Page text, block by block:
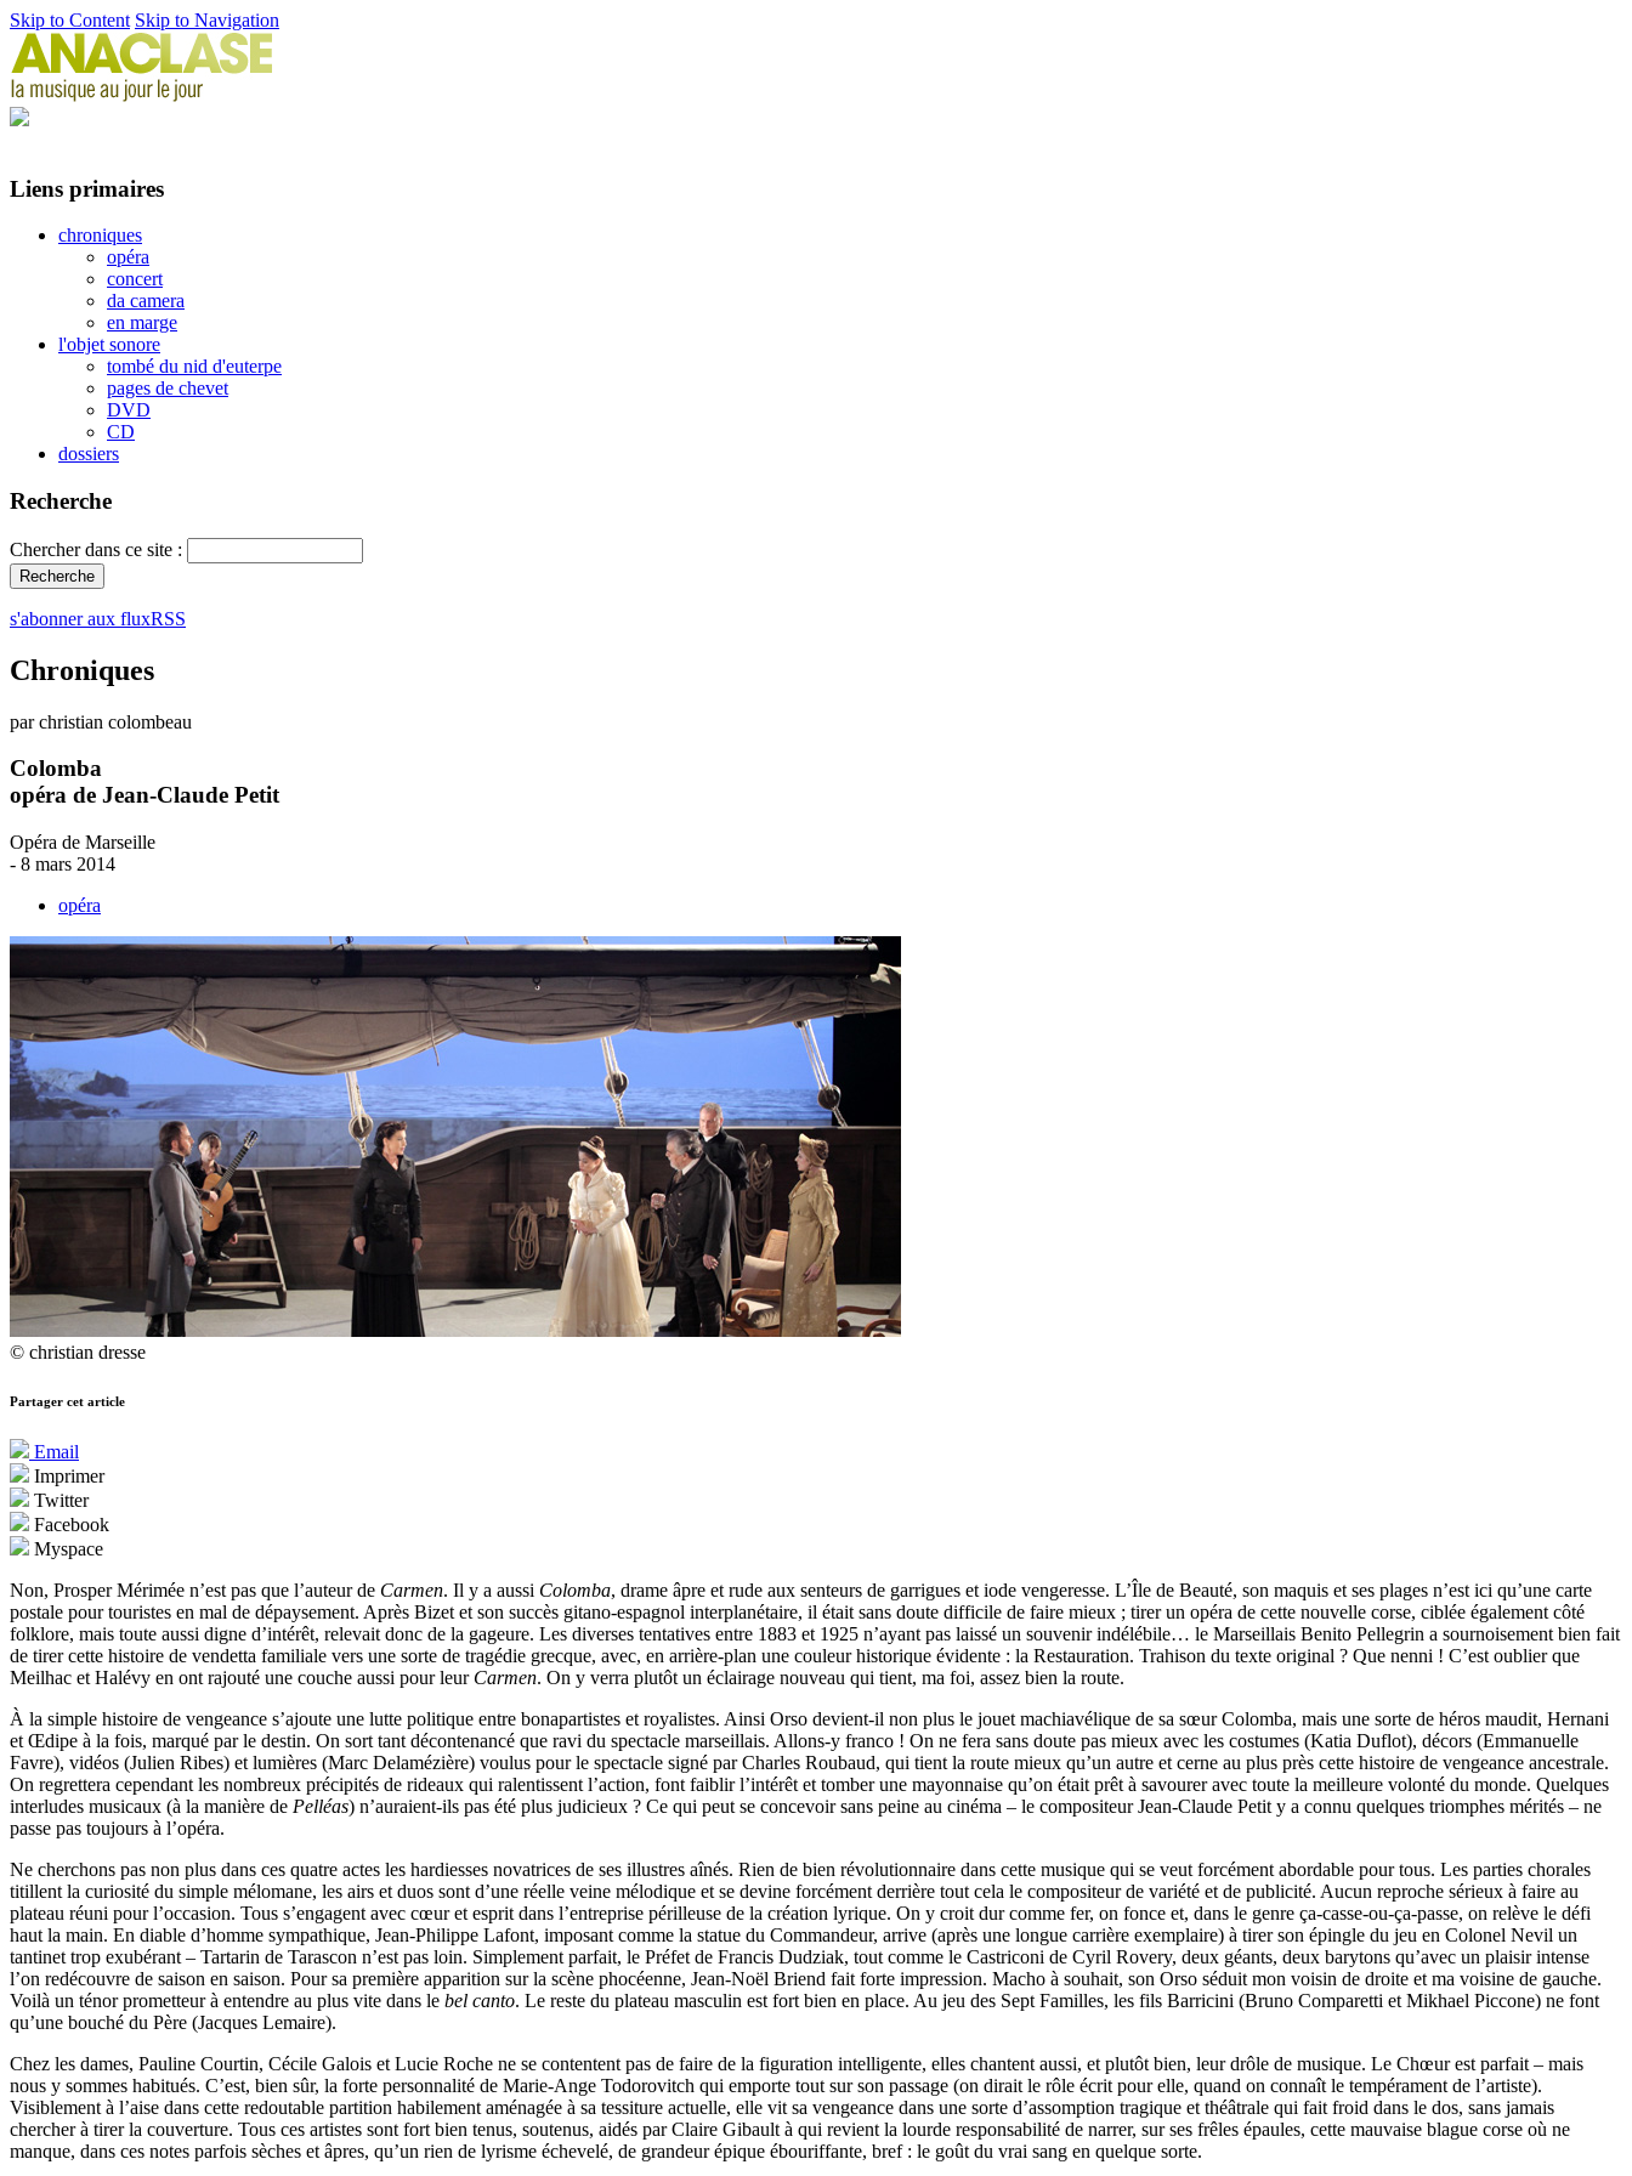
Skip to Content Skip to Navigation
Liens primaires
chroniques
opéra
concert
da camera
en marge
l'objet sonore
tombé du nid d'euterpe
pages de chevet
DVD
CD
dossiers
Recherche
Chercher dans ce site :
s'abonner aux fluxRSS
Chroniques
par christian colombeau
Colomba
opéra de Jean-Claude Petit
Opéra de Marseille
- 8 mars 2014
opéra
© christian dresse
Partager cet article
Email
Imprimer
Twitter
Facebook
Myspace
Non, Prosper Mérimée n’est pas que l’auteur de Carmen. Il y a aussi Colomba, drame âpre et rude aux senteurs de garrigues et iode vengeresse. L’Île de Beauté, son maquis et ses plages n’est ici qu’une carte
postale pour touristes en mal de dépaysement. Après Bizet et son succès gitano-espagnol interplanétaire, il était sans doute difficile de faire mieux ; tirer un opéra de cette nouvelle corse, ciblée également côté
folklore, mais toute aussi digne d’intérêt, relevait donc de la gageure. Les diverses tentatives entre 1883 et 1925 n’ayant pas laissé un souvenir indélébile… le Marseillais Benito Pellegrin a sournoisement bien fait
de tirer cette histoire de vendetta familiale vers une sorte de tragédie grecque, avec, en arrière-plan une couleur historique évidente : la Restauration. Trahison du texte original ? Que nenni ! C’est oublier que
Meilhac et Halévy en ont rajouté une couche aussi pour leur Carmen. On y verra plutôt un éclairage nouveau qui tient, ma foi, assez bien la route.
À la simple histoire de vengeance s’ajoute une lutte politique entre bonapartistes et royalistes. Ainsi Orso devient-il non plus le jouet machiavélique de sa sœur Colomba, mais une sorte de héros maudit, Hernani
et Œdipe à la fois, marqué par le destin. On sort tant décontenancé que ravi du spectacle marseillais. Allons-y franco ! On ne fera sans doute pas mieux avec les costumes (Katia Duflot), décors (Emmanuelle
Favre), vidéos (Julien Ribes) et lumières (Marc Delamézière) voulus pour le spectacle signé par Charles Roubaud, qui tient la route mieux qu’un autre et cerne au plus près cette histoire de vengeance ancestrale.
On regrettera cependant les nombreux précipités de rideaux qui ralentissent l’action, font faiblir l’intérêt et tomber une mayonnaise qu’on était prêt à savourer avec toute la meilleure volonté du monde. Quelques
interludes musicaux (à la manière de Pelléas) n’auraient-ils pas été plus judicieux ? Ce qui peut se concevoir sans peine au cinéma – le compositeur Jean-Claude Petit y a connu quelques triomphes mérités – ne
passe pas toujours à l’opéra.
Ne cherchons pas non plus dans ces quatre actes les hardiesses novatrices de ses illustres aînés. Rien de bien révolutionnaire dans cette musique qui se veut forcément abordable pour tous. Les parties chorales
titillent la curiosité du simple mélomane, les airs et duos sont d’une réelle veine mélodique et se devine forcément derrière tout cela le compositeur de variété et de publicité. Aucun reproche sérieux à faire au
plateau réuni pour l’occasion. Tous s’engagent avec cœur et esprit dans l’entreprise périlleuse de la création lyrique. On y croit dur comme fer, on fonce et, dans le genre ça-casse-ou-ça-passe, on relève le défi
haut la main. En diable d’homme sympathique, Jean-Philippe Lafont, imposant comme la statue du Commandeur, arrive (après une longue carrière exemplaire) à tirer son épingle du jeu en Colonel Nevil un
tantinet trop exubérant – Tartarin de Tarascon n’est pas loin. Simplement parfait, le Préfet de Francis Dudziak, tout comme le Castriconi de Cyril Rovery, deux géants, deux barytons qu’avec un plaisir intense
l’on redécouvre de saison en saison. Pour sa première apparition sur la scène phocéenne, Jean-Noël Briend fait forte impression. Macho à souhait, son Orso séduit mon voisin de droite et ma voisine de gauche.
Voilà un ténor prometteur à entendre au plus vite dans le bel canto. Le reste du plateau masculin est fort bien en place. Au jeu des Sept Familles, les fils Barricini (Bruno Comparetti et Mikhael Piccone) ne font
qu’une bouché du Père (Jacques Lemaire).
Chez les dames, Pauline Courtin, Cécile Galois et Lucie Roche ne se contentent pas de faire de la figuration intelligente, elles chantent aussi, et plutôt bien, leur drôle de musique. Le Chœur est parfait – mais
nous y sommes habitués. C’est, bien sûr, la forte personnalité de Marie-Ange Todorovitch qui emporte tout sur son passage (on dirait le rôle écrit pour elle, quand on connaît le tempérament de l’artiste).
Visiblement à l’aise dans cette redoutable partition habilement aménagée à sa tessiture actuelle, elle vit sa vengeance dans une sorte d’assomption tragique et théâtrale qui fait froid dans le dos, sans jamais
chercher à tirer la couverture. Tous ces artistes sont fort bien tenus, soutenus, aidés par Claire Gibault à qui revient la lourde responsabilité de narrer, sur ses frêles épaules, cette mauvaise blague corse où ne
manque, dans ces notes parfois sèches et âpres, qu’un rien de lyrisme échevelé, de grandeur épique ébouriffante, bref : le goût du vrai sang en quelque sorte.